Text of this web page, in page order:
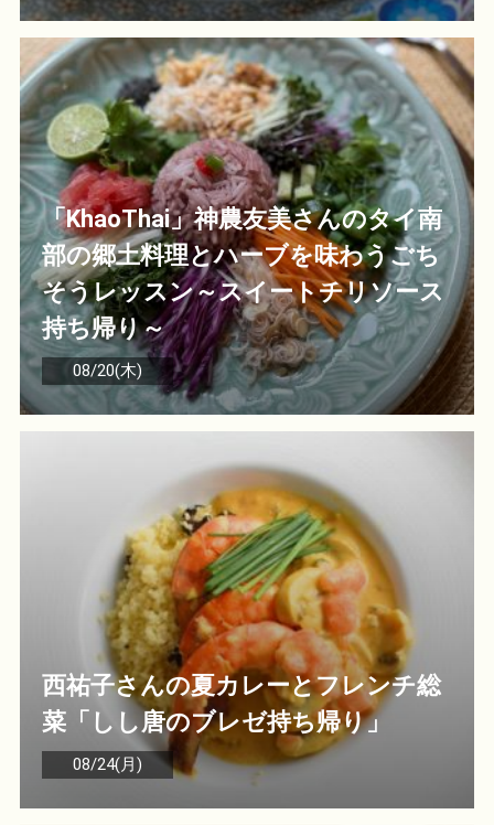
「KhaoThai」神農友美さんのタイ南
部の郷土料理とハーブを味わうごち
そうレッスン～スイートチリソース
持ち帰り～
08/20(木)
西祐子さんの夏カレーとフレンチ総
菜「しし唐のブレゼ持ち帰り」
08/24(月)